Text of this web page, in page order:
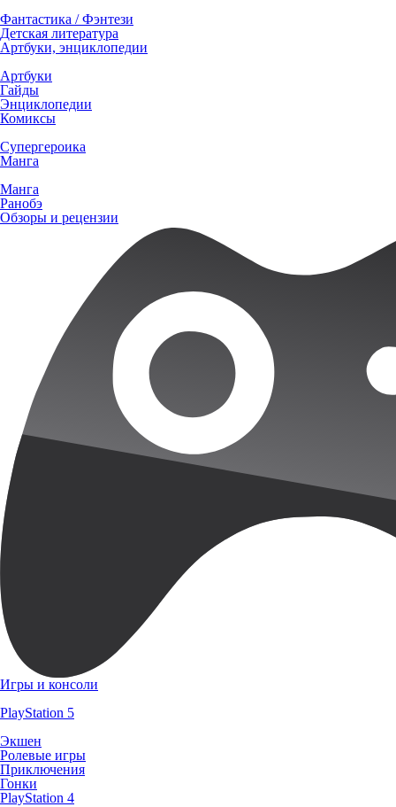
Фантастика / Фэнтези
Детская литература
Артбуки, энциклопедии
Артбуки
Гайды
Энциклопедии
Комиксы
Супергероика
Манга
Манга
Ранобэ
Обзоры и рецензии
Игры и консоли
PlayStation 5
Экшен
Ролевые игры
Приключения
Гонки
PlayStation 4